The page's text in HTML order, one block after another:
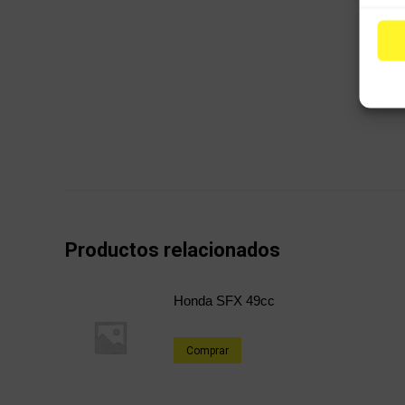
Productos relacionados
Honda SFX 49cc
Comprar